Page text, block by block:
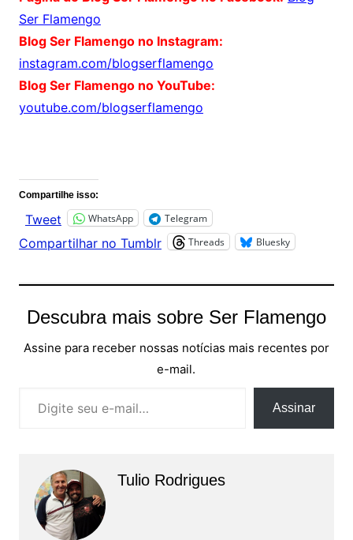
Ser Flamengo
Blog Ser Flamengo no Instagram:
instagram.com/blogserflamengo
Blog Ser Flamengo no YouTube:
youtube.com/blogserflamengo
Compartilhe isso:
Tweet WhatsApp Telegram
Compartilhar no Tumblr Threads Bluesky
Descubra mais sobre Ser Flamengo
Assine para receber nossas notícias mais recentes por
e-mail.
Assinar
Tulio Rodrigues